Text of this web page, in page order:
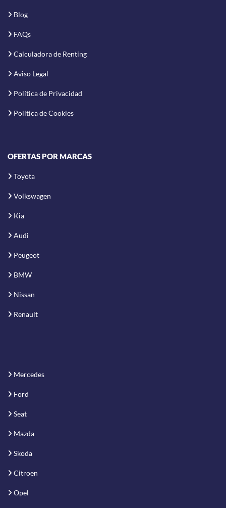
Blog
FAQs
Calculadora de Renting
Aviso Legal
Política de Privacidad
Política de Cookies
OFERTAS POR MARCAS
Toyota
Volkswagen
Kia
Audi
Peugeot
BMW
Nissan
Renault
Mercedes
Ford
Seat
Mazda
Skoda
Citroen
Opel